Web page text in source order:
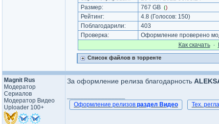
Размер:
767 GB ()
Рейтинг: 4.8 (Голосов: 150)
Поблагодарили:
403
Проверка:
Оформление проверено
Как cкачать·
Список файлов в торренте
Magnit Rus
Модератор
Сериалов
Модератор Видео
Uploader 100+
За оформление релиза благодарность
Оформление релизов раздел Видео Тех.